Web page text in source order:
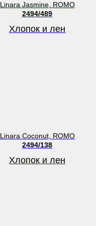
Linara Jasmine, ROMO
2494/489
Хлопок и лен
Linara Coconut, ROMO
2494/138
Хлопок и лен